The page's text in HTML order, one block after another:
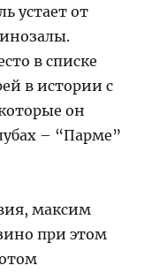
устает от
в списке
в истории с
он
– “Парме”
максим
при этом